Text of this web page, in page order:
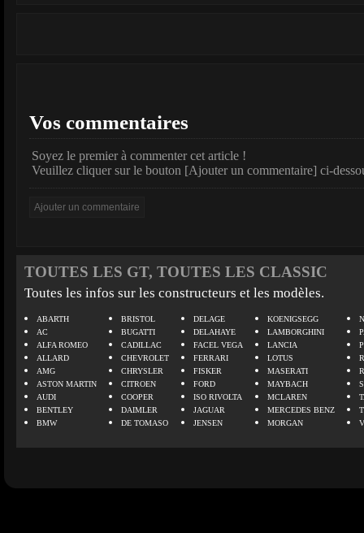
Vos commentaires
Soyez le premier à commenter cet article !
Veuillez cliquer sur le bouton [Ajouter un commentaire] ci-
TOUTES LES GT, TOUTES LES CLASSIC
Toutes les infos sur les constructeurs et les modèles.
ABARTH
AC
ALFA ROMEO
ALLARD
AMG
ASTON MARTIN
AUDI
BENTLEY
BMW
BRISTOL
BUGATTI
CADILLAC
CHEVROLET
CHRYSLER
CITROEN
COOPER
DAIMLER
DE TOMASO
DELAGE
DELAHAYE
FACEL VEGA
FERRARI
FISKER
FORD
ISO RIVOLTA
JAGUAR
JENSEN
KOENIGSEGG
LAMBORGHINI
LANCIA
LOTUS
MASERATI
MAYBACH
MCLAREN
MERCEDES BENZ
MORGAN